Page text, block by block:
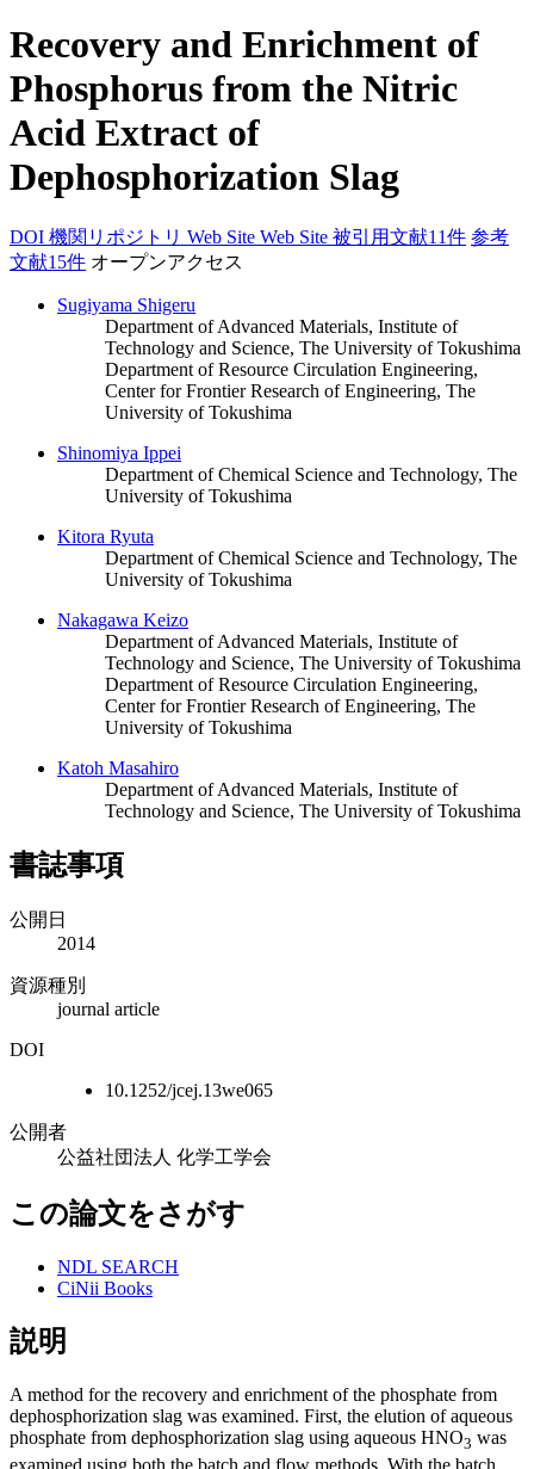
Recovery and Enrichment of
Phosphorus from the Nitric
Acid Extract of
Dephosphorization Slag
DOI 機関リポジトリ Web Site Web Site 被引用文献11件 参考
文献15件 オープンアクセス
Sugiyama Shigeru
Department of Advanced Materials, Institute of
Technology and Science, The University of Tokushima
Department of Resource Circulation Engineering,
Center for Frontier Research of Engineering, The
University of Tokushima
Shinomiya Ippei
Department of Chemical Science and Technology, The
University of Tokushima
Kitora Ryuta
Department of Chemical Science and Technology, The
University of Tokushima
Nakagawa Keizo
Department of Advanced Materials, Institute of
Technology and Science, The University of Tokushima
Department of Resource Circulation Engineering,
Center for Frontier Research of Engineering, The
University of Tokushima
Katoh Masahiro
Department of Advanced Materials, Institute of
Technology and Science, The University of Tokushima
書誌事項
公開日
2014
資源種別
journal article
DOI
10.1252/jcej.13we065
公開者
公益社団法人 化学工学会
この論文をさがす
NDL SEARCH
CiNii Books
説明
A method for the recovery and enrichment of the phosphate from
dephosphorization slag was examined. First, the elution of aqueous
phosphate from dephosphorization slag using aqueous HNO3 was
examined using both the batch and flow methods. With the batch